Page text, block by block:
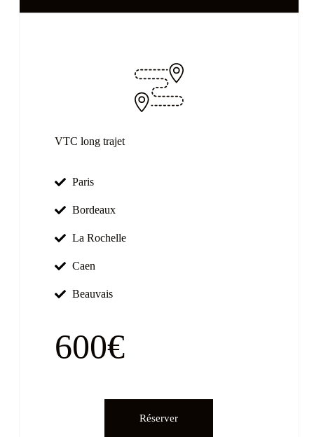
VTC long trajet
Paris
Bordeaux
La Rochelle
Caen
Beauvais
600€
Réserver